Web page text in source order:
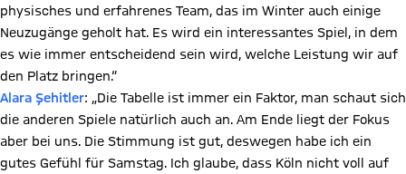
physisches und erfahrenes Team, das im Winter auch einige
Neuzugänge geholt hat. Es wird ein interessantes Spiel, in dem
es wie immer entscheidend sein wird, welche Leistung wir auf
den Platz bringen.“
Alara Şehitler: „Die Tabelle ist immer ein Faktor, man schaut sich
die anderen Spiele natürlich auch an. Am Ende liegt der Fokus
aber bei uns. Die Stimmung ist gut, deswegen habe ich ein
gutes Gefühl für Samstag. Ich glaube, dass Köln nicht voll auf